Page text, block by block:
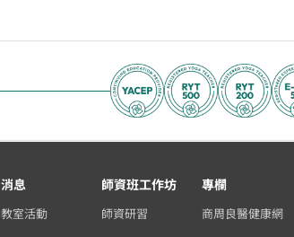
消息
教室活動
師資班工作坊
師資研習
專欄
商周良醫健康網